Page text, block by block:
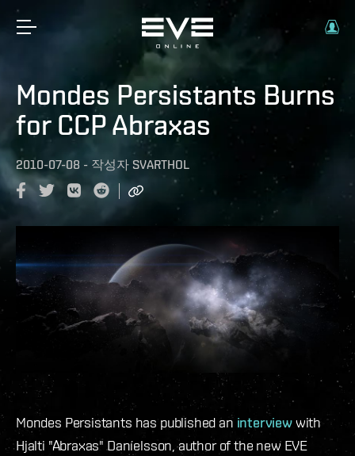
Mondes Persistants Burns
for CCP Abraxas
2010-07-08 - 작성자 SVARTHOL
Mondes Persistants has published an interviewwith
Hjalti "Abraxas" Daníelsson, author of the new EVE